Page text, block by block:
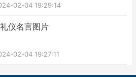
02-04 19:29:14
仪名言图片
02-04 19:27:11